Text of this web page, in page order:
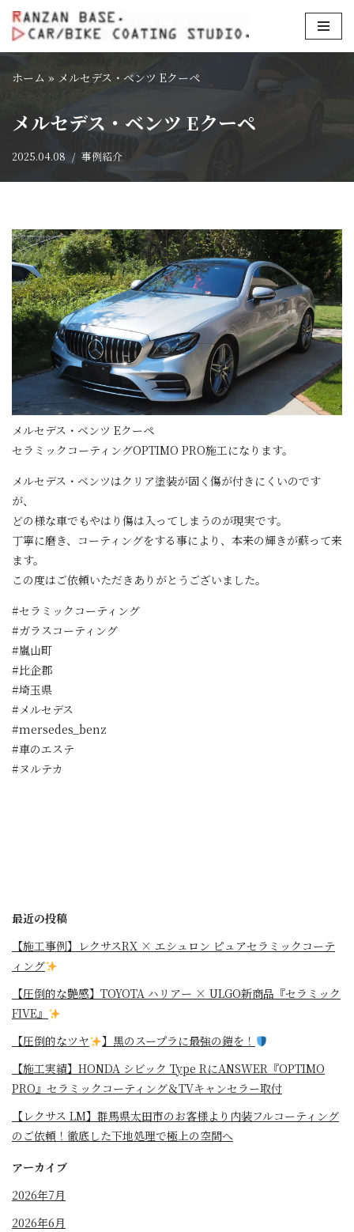
コ
テ
ツ
ス
キ
ホーム » メルセデス・ベンツ Eクーペ
メルセデス・ベンツ Eクーペ
2025.04.08 事例紹介
メルセデス・ベンツ Eクーペ
セラミックコーティングOPTIMO PRO施工になります。
メルセデス・ベンツはクリア塗装が固く傷が付きにくいのです
が、
どの様な車でもやはり傷は入ってしまうのが現実です。
丁寧に磨き、コーティングをする事により、本来の輝きが蘇って来
ます。
この度はご依頼いただきありがとうございました。
#セラミックコーティング
#ガラスコーティング
#嵐山町
#比企郡
#埼玉県
#メルセデス
#mersedes_benz
#車のエステ
#ヌルテカ
最近の投稿
【施工事例】レクサスRX × エシュロン ピュアセラミックコーテ
ィング
【圧倒的な艶感】TOYOTA ハリアー × ULGO新商品『セラミック
FIVE』
【圧倒的なツヤ
】黒のスープラに最強の鎧を！
⁡【施工実績】HONDA シビック Type RにANSWER『OPTIMO
PRO』セラミックコーティング＆TVキャンセラー取付
【レクサス LM】群馬県太田市のお客様より内装フルコーティング
のご依頼！徹底した下地処理で極上の空間へ
アーカイブ
2026年7月
2026年6月